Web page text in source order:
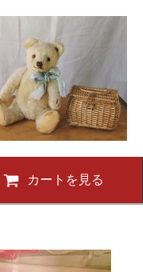
カートを見る